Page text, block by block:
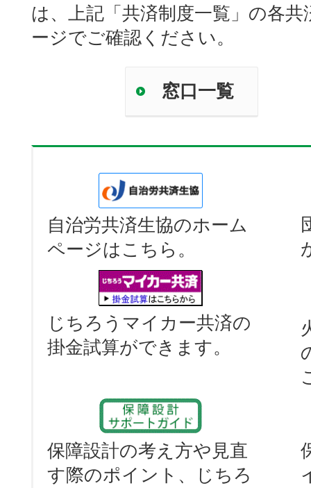
は、上記「共済制度一覧」の各共
ージでご確認ください。
窓口一覧
自治労共済生協のホーム
ページはこちら。
じちろうマイカー共済の
掛金試算ができます。
保障設計の考え方や見直
す際のポイント、じちろ